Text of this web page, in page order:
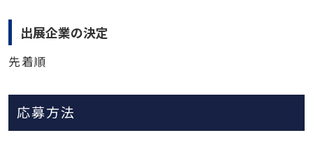
出展企業の決定
先着順
応募方法